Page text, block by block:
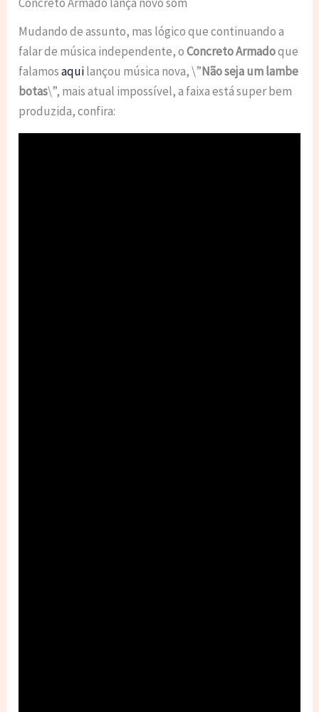
Mudando de assunto, mas lógico que continuando a
falar de música independente, oConcreto Armadoque
falamosaquilançou música nova, \”Não seja um lambe
botas\”, mais atual impossível, a faixa está super bem
produzida, confira: